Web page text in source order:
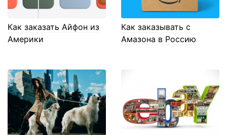
Как заказать Айфон из
Америки
Как заказывать с
Амазона в Россию